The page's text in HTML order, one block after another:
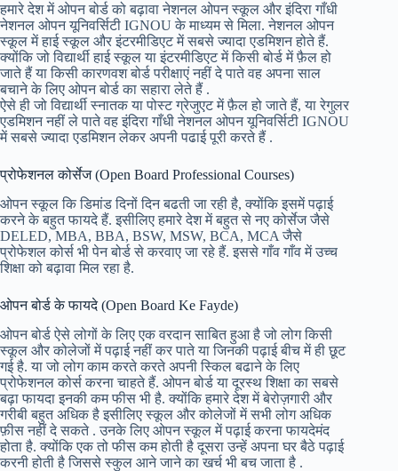
हमारे देश में ओपन बोर्ड को बढ़ावा नेशनल ओपन स्कूल और इंदिरा गाँधी
नेशनल ओपन यूनिवर्सिटी IGNOU के माध्यम से मिला. नेशनल ओपन
स्कूल में हाई स्कूल और इंटरमीडिएट में सबसे ज्यादा एडमिशन होते हैं.
क्योंकि जो विद्यार्थी हाई स्कूल या इंटरमीडिएट में किसी बोर्ड में फ़ैल हो
जाते हैं या किसी कारणवश बोर्ड परीक्षाएं नहीं दे पाते वह अपना साल
बचाने के लिए ओपन बोर्ड का सहारा लेते हैं .
ऐसे ही जो विद्यार्थी स्नातक या पोस्ट ग्रेजुएट में फ़ैल हो जाते हैं, या रेगुलर
एडमिशन नहीं ले पाते वह इंदिरा गाँधी नेशनल ओपन यूनिवर्सिटी IGNOU
में सबसे ज्यादा एडमिशन लेकर अपनी पढाई पूरी करते हैं .
प्रोफेशनल कोर्सेज (Open Board Professional Courses)
ओपन स्कूल कि डिमांड दिनों दिन बढती जा रही है, क्योंकि इसमें पढ़ाई
करने के बहुत फायदे हैं. इसीलिए हमारे देश में बहुत से नए कोर्सेज जैसे
DELED, MBA, BBA, BSW, MSW, BCA, MCA जैसे
प्रोफेशल कोर्स भी पेन बोर्ड से करवाए जा रहे हैं. इससे गाँव गाँव में उच्च
शिक्षा को बढ़ावा मिल रहा है.
ओपन बोर्ड के फायदे (Open Board Ke Fayde)
ओपन बोर्ड ऐसे लोगों के लिए एक वरदान साबित हुआ है जो लोग किसी
स्कूल और कोलेजों में पढ़ाई नहीं कर पाते या जिनकी पढ़ाई बीच में ही छूट
गई है. या जो लोग काम करते करते अपनी स्किल बढाने के लिए
प्रोफेशनल कोर्स करना चाहते हैं. ओपन बोर्ड या दूरस्थ शिक्षा का सबसे
बढ़ा फायदा इनकी कम फीस भी है. क्योंकि हमारे देश में बेरोज़गारी और
गरीबी बहुत अधिक है इसीलिए स्कूल और कोलेजों में सभी लोग अधिक
फ़ीस नहीं दे सकते . उनके लिए ओपन स्कूल में पढ़ाई करना फायदेमंद
होता है. क्योंकि एक तो फीस कम होती है दूसरा उन्हें अपना घर बैठे पढ़ाई
करनी होती है जिससे स्कुल आने जाने का खर्च भी बच जाता है .